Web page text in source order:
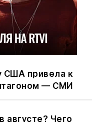
США привела к
— СМИ
августе? Чего